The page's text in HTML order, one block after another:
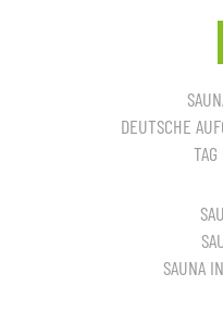
DEUTSCHE
SAUNA